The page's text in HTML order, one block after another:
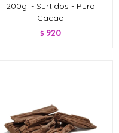
200g. - Surtidos - Puro
Cacao
$ 920